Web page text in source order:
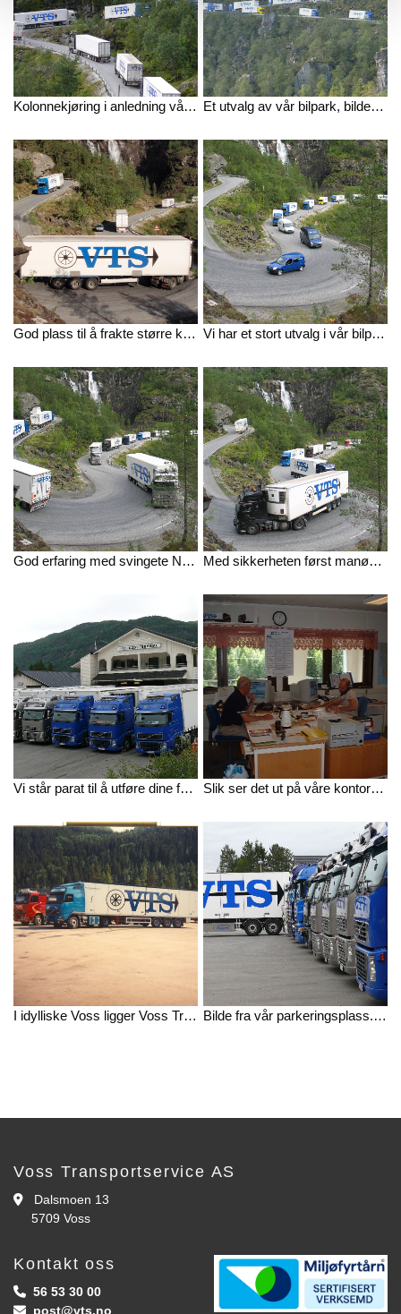
Kolonnekjøring i anledning vår 35-årsdag. Et utvalg av vår bilpark, bildet er tatt i anledning av vår 35-årsdag.
God plass til å frakte større kvanta. Bildet tatt på vår 35-årsdag. Vi har et stort utvalg i vår bilpark, fra små biler for mindre pakker til større vogntog for partilast.
God erfaring med svingete Norske veier. Bildet tatt i anledning 35-årsfeiring. Med sikkerheten først manøvrerer en av våre lastebiler seg gjennom en hårnålssving.
Vi står parat til å utføre dine fraktoppdrag. Bilde fra utsiden av våre lokaler i Voss. Slik ser det ut på våre kontorer i Voss.
I idylliske Voss ligger Voss Transportservice. Bilde fra vår parkeringsplass. Åtte av våre lastebiler på rad og rekke.
Voss Transportservice AS
 Dalsmoen 13
5709 Voss
Kontakt oss
 56 53 30 00
 post@vts.no